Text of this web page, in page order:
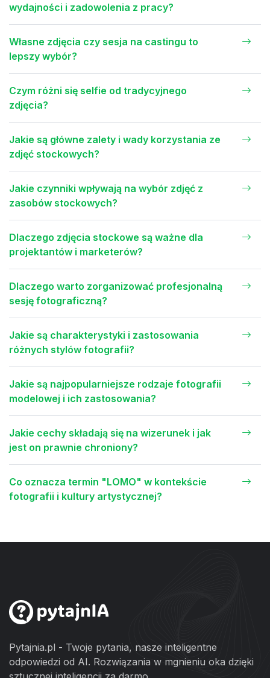
wydajności i zadowolenia z pracy?
Własne zdjęcia czy sesja na castingu to
lepszy wybór?
Czym różni się selfie od tradycyjnego
zdjęcia?
Jakie są główne zalety i wady korzystania ze
zdjęć stockowych?
Jakie czynniki wpływają na wybór zdjęć z
zasobów stockowych?
Dlaczego zdjęcia stockowe są ważne dla
projektantów i marketerów?
Dlaczego warto zorganizować profesjonalną
sesję fotograficzną?
Jakie są charakterystyki i zastosowania
różnych stylów fotografii?
Jakie są najpopularniejsze rodzaje fotografii
modelowej i ich zastosowania?
Jakie cechy składają się na wizerunek i jak
jest on prawnie chroniony?
Co oznacza termin "LOMO" w kontekście
fotografii i kultury artystycznej?
Pytajnia.pl - Twoje pytania, nasze inteligentne
odpowiedzi od AI. Rozwiązania w mgnieniu oka dzięki